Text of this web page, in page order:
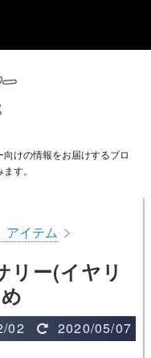
向けの情報をお届けするブロ
す。
アイテム >
リー(イヤリ
02 2020/05/07